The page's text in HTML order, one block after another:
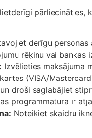
pārliecināties,
derīgu personas
rēķinu vai bankas
Izvēlieties maksājuma
(VISA/
droši saglabājiet
programmatūra ir
Noteikiet skaidru